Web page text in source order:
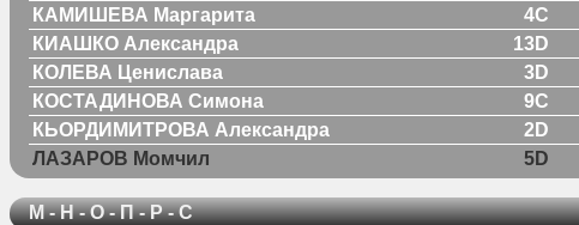
КАМИШЕВА Маргарита
4C
КИАШКО Александра
13D
КОЛЕВА Ценислава
3D
КОСТАДИНОВА Симона
9C
КЬОРДИМИТРОВА Александра
2D
ЛАЗАРОВ Момчил
5D
М - Н - О - П - Р - С